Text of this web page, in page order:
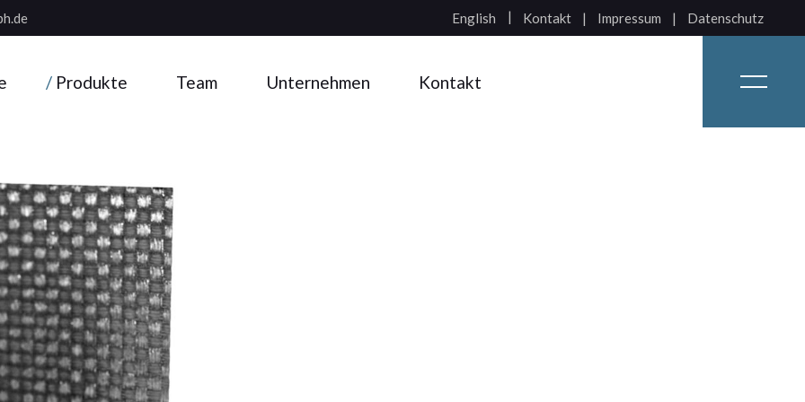
English Kontakt Impressum Datenschutz
Produkte
Aluminiumindustrie
Ofenbau
Buntmetallverarbeitung
Feuerfestindustrie
Keramikindustrie
Pulvermetallurgie
Team Unternehmen Kontakt
Hartmetallindustrie
Keramikindustrie
Pulvermetallurgie
Schmelzbetriebe
Analytik- &
Dentallabore
Blöcke & Rundkörper
Tanja Marx Kompetenz